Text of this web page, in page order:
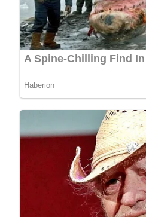
Zubereitungszeit
Vorbereitungszeit